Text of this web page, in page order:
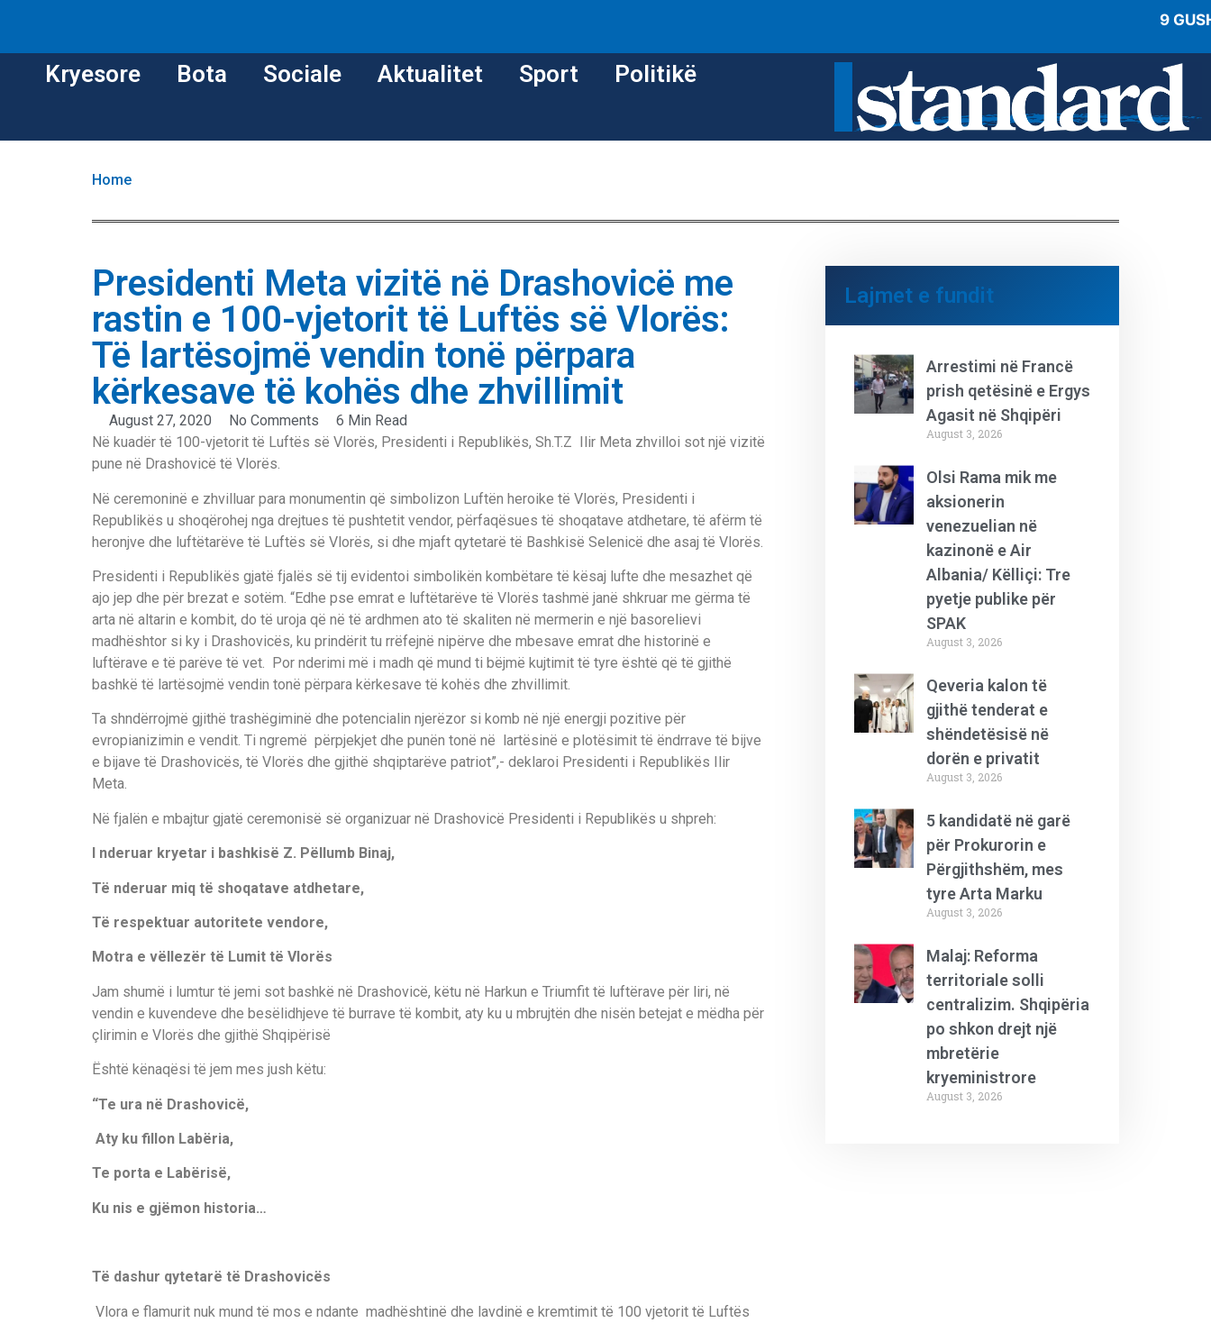
9
Kryesore Bota Sociale Aktualitet Sport Politikë
Home
Presidenti Meta vizitë në Drashovicë me
rastin e 100-vjetorit të Luftës së Vlorës:
Të lartësojmë vendin tonë përpara
kërkesave të kohës dhe zhvillimit
August 27, 2020 No Comments
6 Min Read
Në kuadër të 100-vjetorit të Luftës së Vlorës, Presidenti i Republikës, Sh.T.Z Ilir Meta zhvilloi sot një vizitë
pune në Drashovicë të Vlorës.
Në ceremoninë e zhvilluar para monumentin që simbolizon Luftën heroike të Vlorës, Presidenti i
Republikës u shoqërohej nga drejtues të pushtetit vendor, përfaqësues të shoqatave atdhetare, të afërm të
heronjve dhe luftëtarëve të Luftës së Vlorës, si dhe mjaft qytetarë të Bashkisë Selenicë dhe asaj të Vlorës.
Presidenti i Republikës gjatë fjalës së tij evidentoi simbolikën kombëtare të kësaj lufte dhe mesazhet që
ajo jep dhe për brezat e sotëm. “Edhe pse emrat e luftëtarëve të Vlorës tashmë janë shkruar me gërma të
arta në altarin e kombit, do të uroja që në të ardhmen ato të skaliten në mermerin e një basorelievi
madhështor si ky i Drashovicës, ku prindërit tu rrëfejnë nipërve dhe mbesave emrat dhe historinë e
luftërave e të parëve të vet. Por nderimi më i madh që mund ti bëjmë kujtimit të tyre është që të gjithë
bashkë të lartësojmë vendin tonë përpara kërkesave të kohës dhe zhvillimit.
Ta shndërrojmë gjithë trashëgiminë dhe potencialin njerëzor si komb në një energji pozitive për
evropianizimin e vendit. Ti ngremë përpjekjet dhe punën tonë në lartësinë e plotësimit të ëndrrave të bijve
e bijave të Drashovicës, të Vlorës dhe gjithë shqiptarëve patriot”,- deklaroi Presidenti i Republikës Ilir
Meta.
Në fjalën e mbajtur gjatë ceremonisë së organizuar në Drashovicë Presidenti i Republikës u shpreh:
I nderuar kryetar i bashkisë Z. Pëllumb Binaj,
Të nderuar miq të shoqatave atdhetare,
Të respektuar autoritete vendore,
Motra e vëllezër të Lumit të Vlorës
Jam shumë i lumtur të jemi sot bashkë në Drashovicë, këtu në Harkun e Triumfit të luftërave për liri, në
vendin e kuvendeve dhe besëlidhjeve të burrave të kombit, aty ku u mbrujtën dhe nisën betejat e mëdha për
çlirimin e Vlorës dhe gjithë Shqipërisë
Është kënaqësi të jem mes jush këtu:
“Te ura në Drashovicë,
Aty ku fillon Labëria,
Te porta e Labërisë,
Ku nis e gjëmon historia…
Të dashur qytetarë të Drashovicës
Vlora e flamurit nuk mund të mos e ndante madhështinë dhe lavdinë e kremtimit të 100 vjetorit të Luftës
Lajmet e fundit
Arrestimi në Francë
prish qetësinë e Ergys
Agasit në Shqipëri
August 3, 2026
Olsi Rama mik me
aksionerin
venezuelian në
kazinonë e Air
Albania/ Këlliçi: Tre
pyetje publike për
SPAK
August 3, 2026
Qeveria kalon të
gjithë tenderat e
shëndetësisë në
dorën e privatit
August 3, 2026
5 kandidatë në garë
për Prokurorin e
Përgjithshëm, mes
tyre Arta Marku
August 3, 2026
Malaj: Reforma
territoriale solli
centralizim. Shqipëria
po shkon drejt një
mbretërie
kryeministrore
August 3, 2026